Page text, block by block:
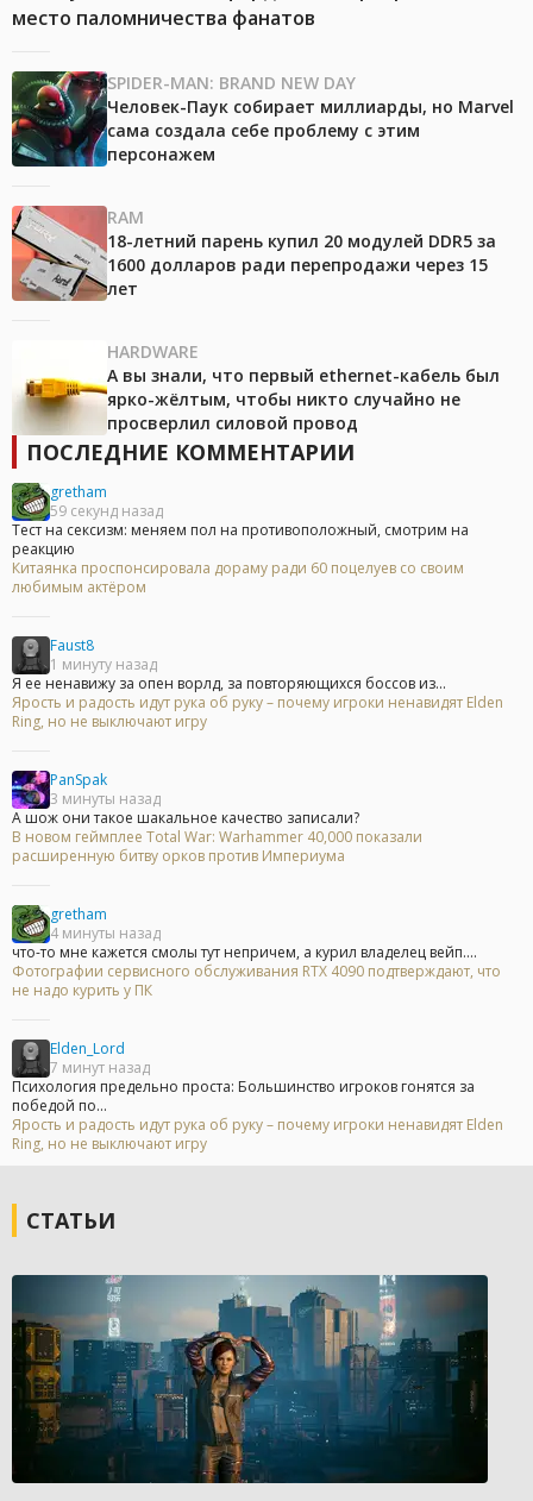
место паломничества фанатов
SPIDER-MAN: BRAND NEW DAY
Человек-Паук собирает миллиарды, но Marvel
сама создала себе проблему с этим
персонажем
RAM
18-летний парень купил 20 модулей DDR5 за
1600 долларов ради перепродажи через 15
лет
HARDWARE
А вы знали, что первый ethernet-кабель был
ярко-жёлтым, чтобы никто случайно не
просверлил силовой провод
ПОСЛЕДНИЕ КОММЕНТАРИИ
gretham
59 секунд назад
Тест на сексизм: меняем пол на противоположный, смотрим на
реакцию
Китаянка проспонсировала дораму ради 60 поцелуев со своим
любимым актёром
Faust8
1 минуту назад
Я ее ненавижу за опен ворлд, за повторяющихся боссов из...
Ярость и радость идут рука об руку – почему игроки ненавидят Elden
Ring, но не выключают игру
PanSpak
3 минуты назад
А шож они такое шакальное качество записали?
В новом геймплее Total War: Warhammer 40,000 показали
расширенную битву орков против Империума
gretham
4 минуты назад
что-то мне кажется смолы тут непричем, а курил владелец вейп....
Фотографии сервисного обслуживания RTX 4090 подтверждают, что
не надо курить у ПК
Elden_Lord
7 минут назад
Психология предельно проста: Большинство игроков гонятся за
победой по...
Ярость и радость идут рука об руку – почему игроки ненавидят Elden
Ring, но не выключают игру
СТАТЬИ